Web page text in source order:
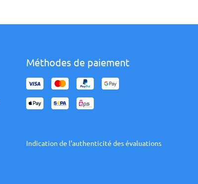
Méthodes de paiement
Indication de l'authenticité des évaluations